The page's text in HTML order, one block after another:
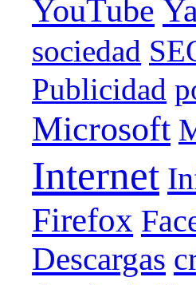
YouTube
sociedad
Publicidad
Microsoft
Internet
Firefox
Descargas